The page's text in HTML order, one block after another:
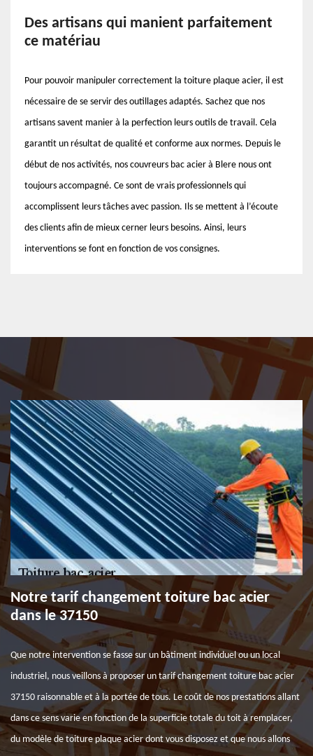
Des artisans qui manient parfaitement
ce matériau
Pour pouvoir manipuler correctement la toiture plaque acier, il est
nécessaire de se servir des outillages adaptés. Sachez que nos
artisans savent manier à la perfection leurs outils de travail. Cela
garantit un résultat de qualité et conforme aux normes. Depuis le
début de nos activités, nos couvreurs bac acier à Blere nous ont
toujours accompagné. Ce sont de vrais professionnels qui
accomplissent leurs tâches avec passion. Ils se mettent à l’écoute
des clients afin de mieux cerner leurs besoins. Ainsi, leurs
interventions se font en fonction de vos consignes.
Notre tarif changement toiture bac acier
dans le 37150
Que notre intervention se fasse sur un bâtiment individuel ou un local
industriel, nous veillons à proposer un tarif changement toiture bac acier
37150 raisonnable et à la portée de tous. Le coût de nos prestations allant
dans ce sens varie en fonction de la superficie totale du toit à remplacer,
du modèle de toiture plaque acier dont vous disposez et que nous allons